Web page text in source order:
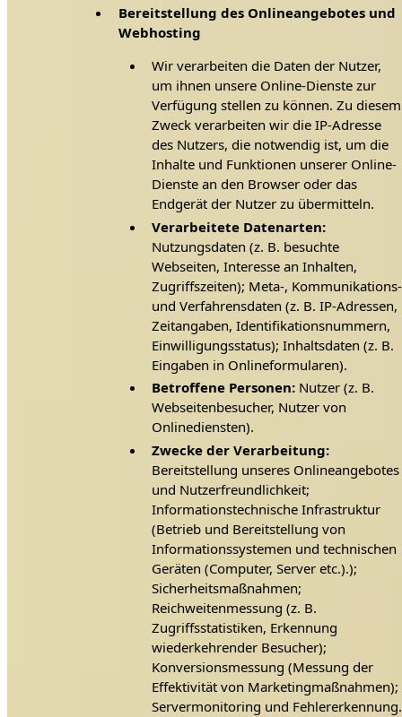
Bereitstellung des Onlineangebotes und
Webhosting
Wir verarbeiten die Daten der Nutzer,
um ihnen unsere Online-Dienste zur
Verfügung stellen zu können. Zu diesem
Zweck verarbeiten wir die IP-Adresse
des Nutzers, die notwendig ist, um die
Inhalte und Funktionen unserer Online-
Dienste an den Browser oder das
Endgerät der Nutzer zu übermitteln.
Verarbeitete Datenarten:
Nutzungsdaten (z. B. besuchte
Webseiten, Interesse an Inhalten,
Zugriffszeiten); Meta-, Kommunikations-
und Verfahrensdaten (z. B. IP-Adressen,
Zeitangaben, Identifikationsnummern,
Einwilligungsstatus); Inhaltsdaten (z. B.
Eingaben in Onlineformularen).
Betroffene Personen: Nutzer (z. B.
Webseitenbesucher, Nutzer von
Onlinediensten).
Zwecke der Verarbeitung:
Bereitstellung unseres Onlineangebotes
und Nutzerfreundlichkeit;
Informationstechnische Infrastruktur
(Betrieb und Bereitstellung von
Informationssystemen und technischen
Geräten (Computer, Server etc.).);
Sicherheitsmaßnahmen;
Reichweitenmessung (z. B.
Zugriffsstatistiken, Erkennung
wiederkehrender Besucher);
Konversionsmessung (Messung der
Effektivität von Marketingmaßnahmen);
Servermonitoring und Fehlererkennung.